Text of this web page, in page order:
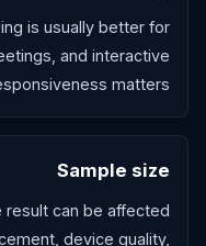
is usually better for
and interactive
matters.
Sample size
can be affected
device quality,